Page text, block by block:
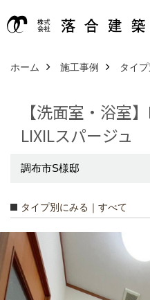
ホーム 施工事例 タイ
【洗面室・浴室
LIXILスパージュ
調布市S様邸
タイプ別にみる｜すべて